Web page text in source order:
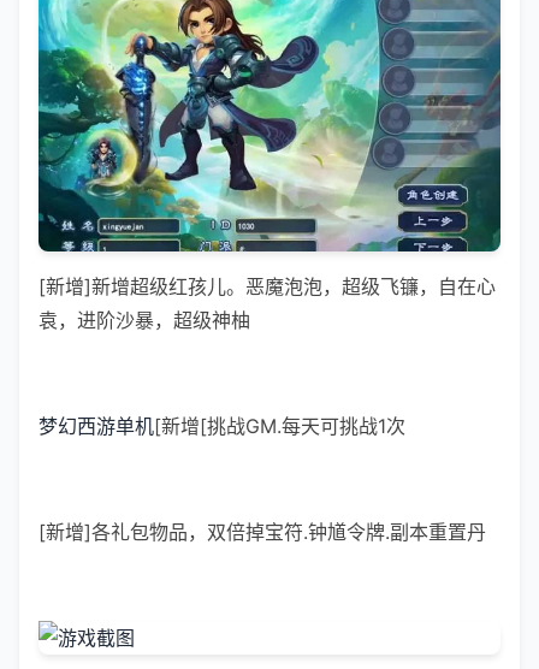
[新增]新增超级红孩儿。恶魔泡泡，超级飞镰，自在心
袁，进阶沙暴，超级神柚
梦幻西游单机[新增[挑战GM.每天可挑战1次
[新增]各礼包物品，双倍掉宝符.钟馗令牌.副本重置丹